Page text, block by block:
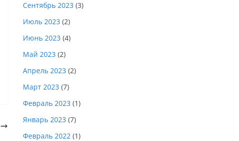
Сентябрь 2023 (3)
Июль 2023 (2)
Июнь 2023 (4)
Май 2023 (2)
Апрель 2023 (2)
Март 2023 (7)
Февраль 2023 (1)
Январь 2023 (7)
Февраль 2022 (1)